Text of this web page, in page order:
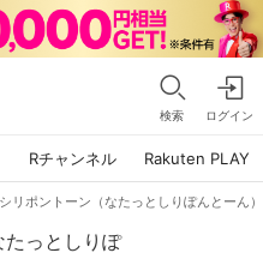
検索 ログイン
Rチャンネル Rakuten PLAY
リポントーン（なたっとしりぽんとーん）
っとしりぽ